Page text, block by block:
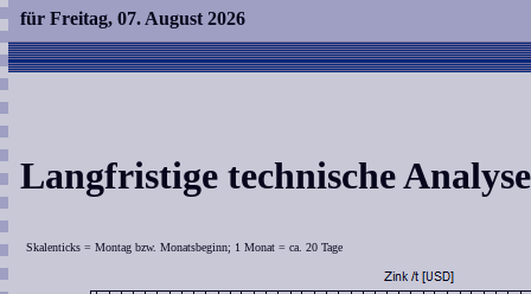
für Freitag, 07. August 2026
Langfristige technische
Skalenticks = Montag bzw. Monatsbeginn; 1 Monat = ca. 20 Tage